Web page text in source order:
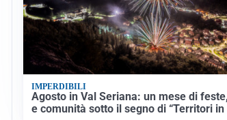
IMPERDIBILI
Agosto in Val Seriana: un mese di
e comunità sotto il segno di “Territori in